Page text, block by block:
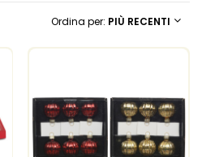
Ordina per: PIÙ RECENTI